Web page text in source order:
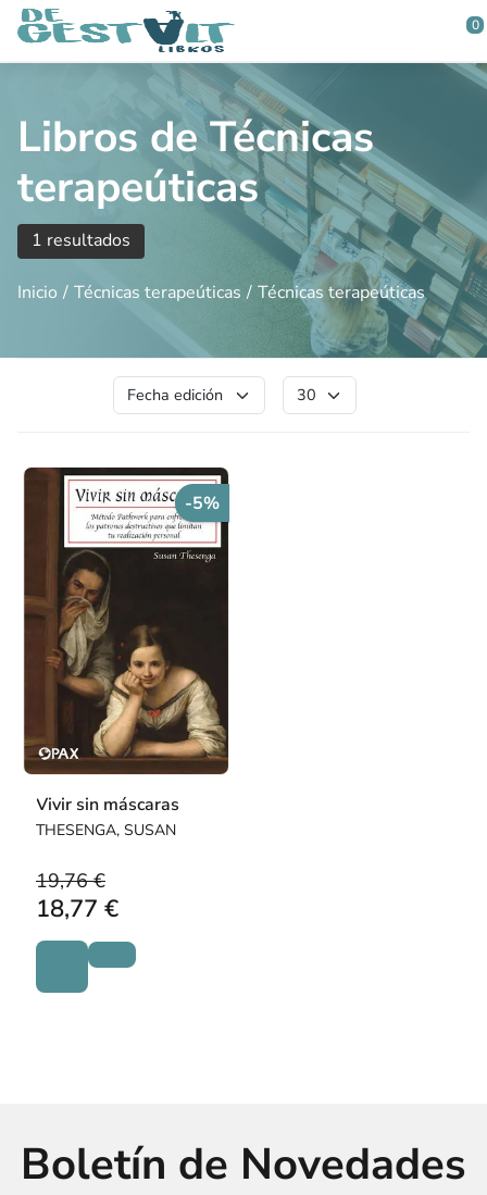
Saltar al contenido principal
0
Libros de Técnicas
terapeúticas
1 resultados
Inicio Técnicas terapeúticas Técnicas terapeúticas
-5%
Vivir sin máscaras
THESENGA, SUSAN
19,76 €
18,77 €
Boletín de Novedades